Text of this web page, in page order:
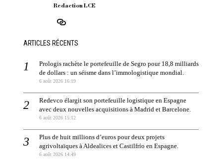
Redaction LCE
ARTICLES RÉCENTS
Prologis rachète le portefeuille de Segro pour 18,8 milliards
de dollars : un séisme dans l’immologistique mondial.
6 août 2026 16:19
Redevco élargit son portefeuille logistique en Espagne
avec deux nouvelles acquisitions à Madrid et Barcelone.
6 août 2026 15:12
Plus de huit millions d’euros pour deux projets
agrivoltaïques à Aldealices et Castilfrío en Espagne.
6 août 2026 14:49